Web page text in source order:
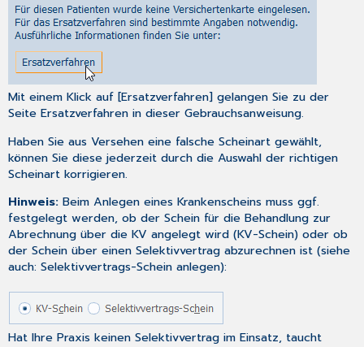
Abklärungsdiagnostik,
zytol.
Unters.,
HPV-
Ko-
Test
A)
Weiterbehandelnder
Arzt
(Scheinarten
N
und
V)
Krankenhaus
B)
Symptom/Befund
(Scheinart
Mit einem Klick auf [Ersatzverfahren] gelangen Sie zu der
SeiteErsatzverfahren in dieser Gebrauchsanweisung.
Haben Sie aus Versehen eine falsche Scheinart gewählt,
können Sie diese jederzeit durch die Auswahl der richtigen
Scheinart korrigieren.
Hinweis:Beim Anlegen eines Krankenscheins muss ggf.
festgelegt werden, ob der Schein für die Behandlung zur
Abrechnung über die KV angelegt wird (KV-Schein) oder ob
der Schein über einen Selektivvertrag abzurechnen ist (siehe
auch:Selektivvertrags-Schein anlegen):
Hat Ihre Praxis keinen Selektivvertrag im Einsatz, taucht